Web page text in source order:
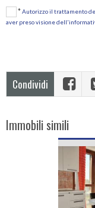
*Autorizzo il trattamento
aver preso visione
Condividi
Immobili simili